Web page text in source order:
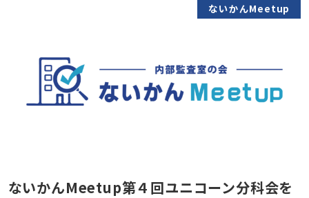
ないかんMeetup
ないかんMeetup第４回ユニコーン分科会を